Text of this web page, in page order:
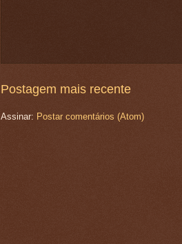
Postagem mais recente
Assinar: Postar comentários (Atom)